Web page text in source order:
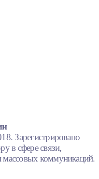
Зарегистрировано
в сфере связи,
коммуникаций.